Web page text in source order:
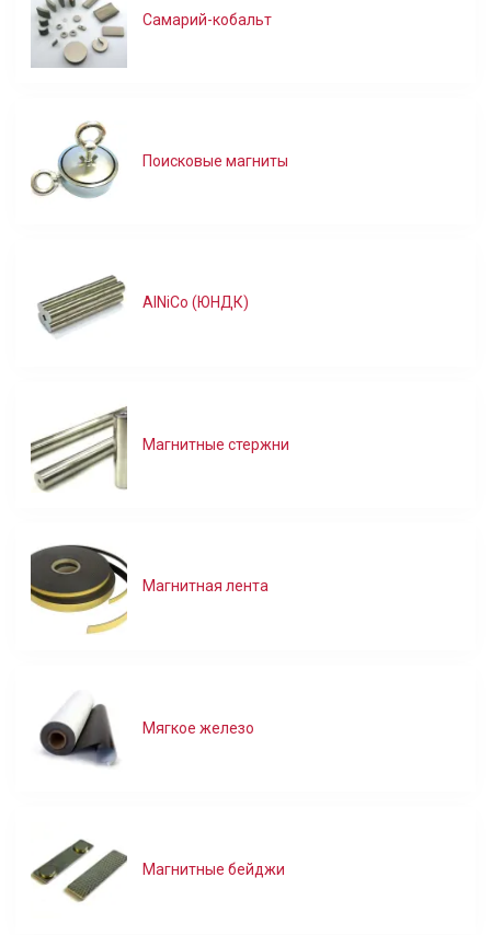
Самарий-кобальт
Поисковые магниты
AlNiCo (ЮНДК)
Магнитные стержни
Магнитная лента
Мягкое железо
Магнитные бейджи